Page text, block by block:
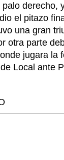
derecho,
el pitazo
una gran
otra parte
jugara la
Local ante